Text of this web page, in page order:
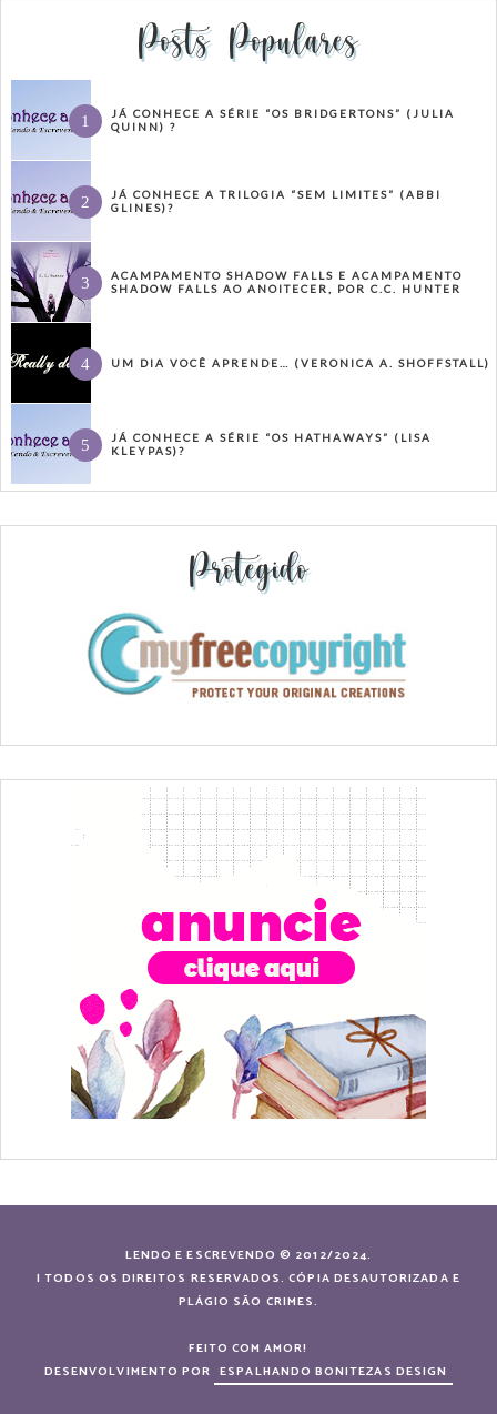
Posts Populares
JÁ CONHECE A SÉRIE “OS BRIDGERTONS” (JULIA
QUINN) ?
JÁ CONHECE A TRILOGIA “SEM LIMITES” (ABBI
GLINES)?
ACAMPAMENTO SHADOW FALLS E ACAMPAMENTO
SHADOW FALLS AO ANOITECER, POR C.C. HUNTER
UM DIA VOCÊ APRENDE… (VERONICA A. SHOFFSTALL)
JÁ CONHECE A SÉRIE “OS HATHAWAYS” (LISA
KLEYPAS)?
Protegido
LENDO E ESCREVENDO © 2012/2024.
| TODOS OS DIREITOS RESERVADOS. CÓPIA DESAUTORIZADA E
PLÁGIO SÃO CRIMES.
FEITO COM AMOR!
DESENVOLVIMENTO POR ESPALHANDO BONITEZAS DESIGN